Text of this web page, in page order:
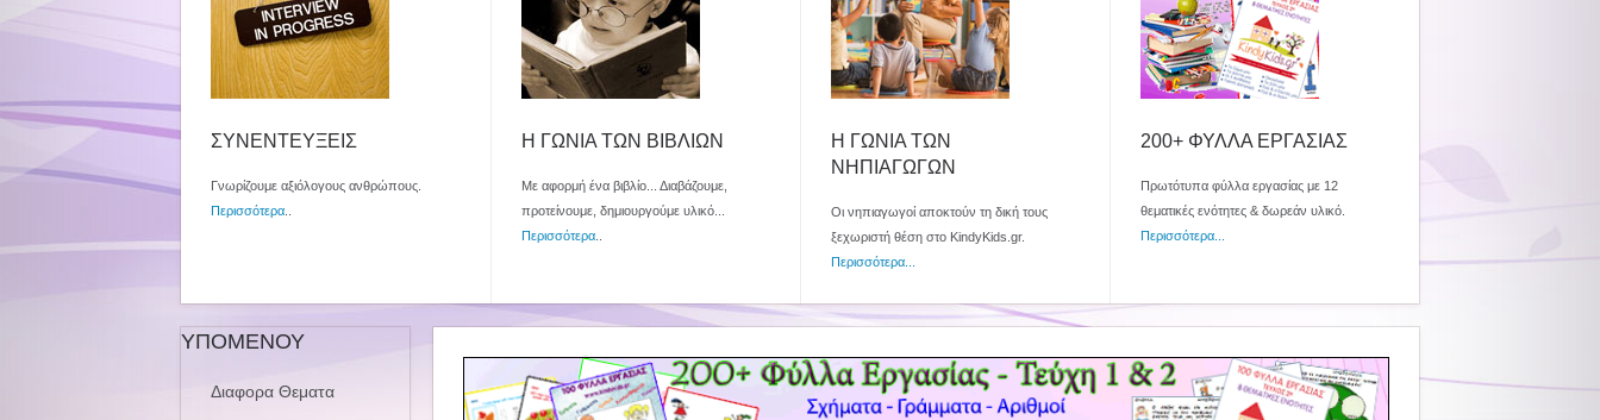
ΣΥΝΕΝΤΕΥΞΕΙΣ
Γνωρίζουμε αξιόλογους ανθρώπους.
Περισσότερα
Η ΓΩΝΙΑ ΤΩΝ ΒΙΒΛΙΩΝ
Με αφορμή ένα βιβλίο... Διαβάζουμε,
προτείνουμε, δημιουργούμε υλικό...
Περισσότερα
Η ΓΩΝΙΑ ΤΩΝ
ΝΗΠΙΑΓΩΓΩΝ
Οι νηπιαγωγοί αποκτούν τη δική τους
ξεχωριστή θέση στο KindyKids.gr.
Περισσότερα...
200+ ΦΥΛΛΑ ΕΡΓΑΣΙΑΣ
Πρωτότυπα φύλλα εργασίας με 12
θεματικές ενότητες & δωρεάν υλικό.
Περισσότερα...
ΥΠΟΜΕΝΟΥ
Διαφορα Θεματα